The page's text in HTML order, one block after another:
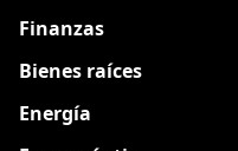
Finanzas
Bienes raíces
Energía